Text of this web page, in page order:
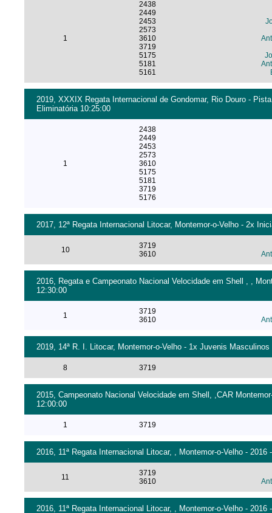
1
2438
2449
2453
2573
3610
3719
5175
5181
5161
2019, XXXIX Regata Internacional de Gondomar, Rio Douro -
Eliminatória 10:25:00
1
2438
2449
2453
2573
3610
5175
5181
3719
5176
2017, 12ª Regata Internacional Litocar, Montemor-o-Velho - 2x
10
3719
3610
2016, Regata e Campeonato Nacional Velocidade em Shell , ,
12:30:00
1
3719
3610
2019, 14ª R. I. Litocar, Montemor-o-Velho - 1x Juvenis
8 3719
2015, Campeonato Nacional Velocidade em Shell, ,CAR
12:00:00
1 3719
2016, 11ª Regata Internacional Litocar, , Montemor-o-Velho -
11
3719
3610
2016, 11ª Regata Internacional Litocar, , Montemor-o-Velho -